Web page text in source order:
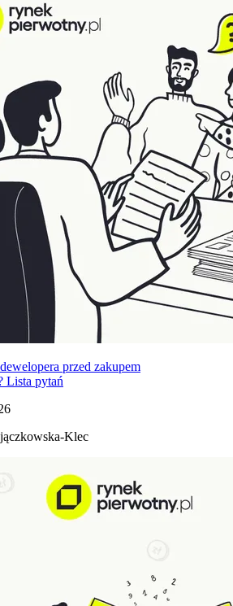
przed zakupem
Lista pytań
Klec